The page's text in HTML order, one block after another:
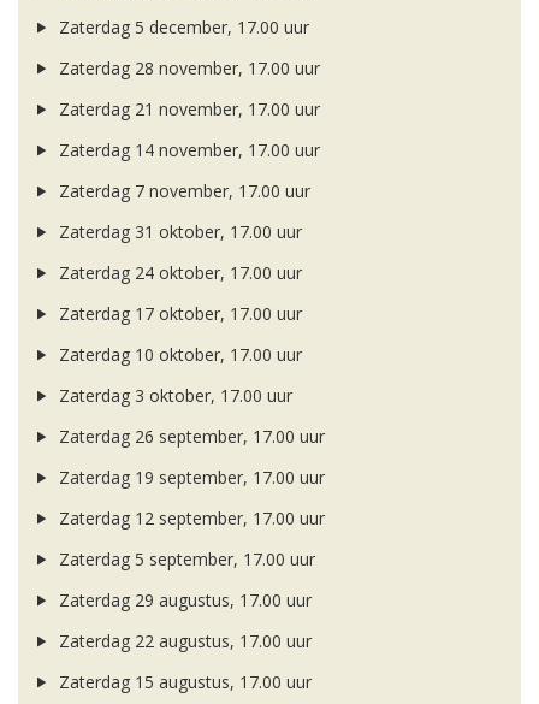
Zaterdag 5 december, 17.00 uur
Zaterdag 28 november, 17.00 uur
Zaterdag 21 november, 17.00 uur
Zaterdag 14 november, 17.00 uur
Zaterdag 7 november, 17.00 uur
Zaterdag 31 oktober, 17.00 uur
Zaterdag 24 oktober, 17.00 uur
Zaterdag 17 oktober, 17.00 uur
Zaterdag 10 oktober, 17.00 uur
Zaterdag 3 oktober, 17.00 uur
Zaterdag 26 september, 17.00 uur
Zaterdag 19 september, 17.00 uur
Zaterdag 12 september, 17.00 uur
Zaterdag 5 september, 17.00 uur
Zaterdag 29 augustus, 17.00 uur
Zaterdag 22 augustus, 17.00 uur
Zaterdag 15 augustus, 17.00 uur